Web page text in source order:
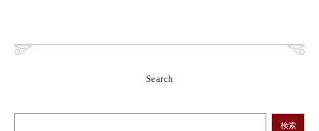
Search
検索